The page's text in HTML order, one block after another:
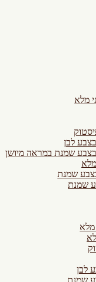
לבן
שמנת במראה מיושן
שמנת
שמנת
לבן
שמנת